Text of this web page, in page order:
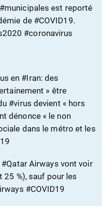
est reporté
de #COVID19.
#coronavirus
en #Iran: des
» être
#virus devient « hors
dénonce « le non
dans le métro et les
Airways vont voir
25 %), sauf pour les
#COVID19